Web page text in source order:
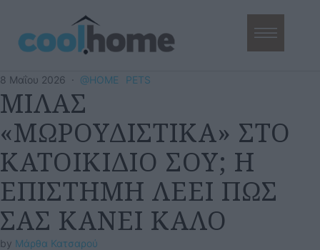
8 Μαΐου 2026 · @HOME PETS
ΜΙΛΑΣ
«ΜΩΡΟΥΔΙΣΤΙΚΑ» ΣΤΟ
ΚΑΤΟΙΚΙΔΙΟ ΣΟΥ; Η
ΕΠΙΣΤΗΜΗ ΛΕΕΙ ΠΩΣ
ΣΑΣ ΚΑΝΕΙ ΚΑΛΟ
by Μάρθα Κατσαρού